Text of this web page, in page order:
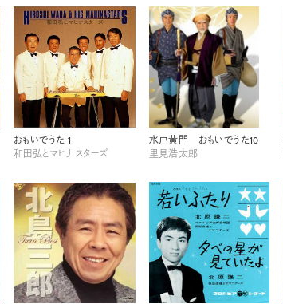
おもいでうた 1
和田弘とマヒナスターズ
水戸黄門 おもいでうた10
里見浩太郎